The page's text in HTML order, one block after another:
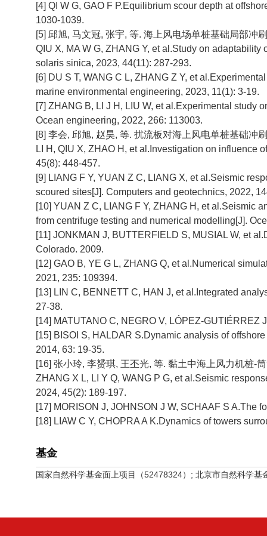
[4] QI W G, GAO F P.Equilibrium scour depth at
1030-1039.
[5] 邱旭, 马文冠, 张宇, 等. 海上风电场单桩基础局部冲
QIU X, MA W G, ZHANG Y, et al.Study on
solaris sinica, 2023, 44(11): 287-293.
[6] DU S T, WANG C L, ZHANG Z Y, et
marine environmental engineering, 2023, 11(1): 3-19.
[7] ZHANG B, LI J H, LIU W, et al.Experimental study
Ocean engineering, 2022, 266: 113003.
[8] 李会, 邱旭, 赵昊, 等. 扰流板对海上风电单桩基础冲
LI H, QIU X, ZHAO H, et al.Investigation on influence
45(8): 448-457.
[9] LIANG F Y, YUAN Z C, LIANG X, et al.Seismic
scoured sites[J]. Computers and geotechnics, 2022,
[10] YUAN Z C, LIANG F Y, ZHANG H, et al.Seismic
from centrifuge testing and numerical modelling[J].
[11] JONKMAN J, BUTTERFIELD S, MUSIAL W, et
Colorado. 2009.
[12] GAO B, YE G L, ZHANG Q, et al.Numerical
2021, 235: 109394.
[13] LIN C, BENNETT C, HAN J, et al.Integrated
27-38.
[14] MATUTANO C, NEGRO V, LÓPEZ-
[15] BISOI S, HALDAR S.Dynamic analysis of
2014, 63: 19-35.
[16] 张小玲, 李赟琪, 王丕光, 等. 黏土中海上风力机桩-
ZHANG X L, LI Y Q, WANG P G, et al.Seismic
2024, 45(2): 189-197.
[17] MORISON J, JOHNSON J W, SCHAAF S A.The
[18] LIAW C Y, CHOPRA A K.Dynamics of towers
基金
国家自然科学基金面上项目（52478324）; 北京市自然科学基